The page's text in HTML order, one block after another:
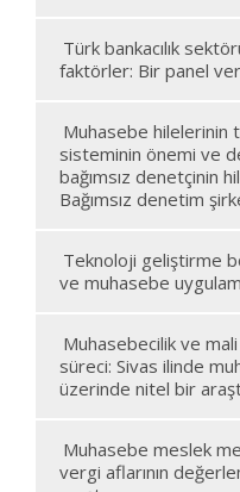
Türk bankacılık
faktörler: Bir panel
Muhasebe hilelerinin
sisteminin önemi ve
bağımsız denetçinin
Bağımsız denetim
Teknoloji geliştirme
ve muhasebe
Muhasebecilik ve
süreci: Sivas ilinde
üzerinde nitel bir
Muhasebe meslek
vergi aflarının